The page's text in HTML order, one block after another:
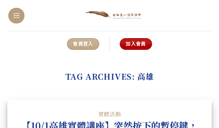
content
會員登入 加入會員
TAG ARCHIVES: 高雄
實體活動
【10/1高雄實體講座】突然按下的暫停鍵，